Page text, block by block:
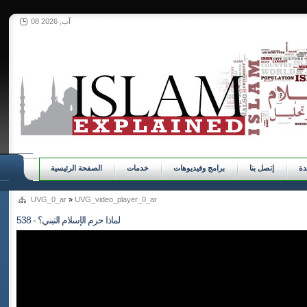
08 آب, 2026
الصفحة الرئيسية خدمات برامج وفيديوهات إتصل بنا
UVG_0_ar » UVG_video_player_0_ar
538 - لماذا حرم الإسلام التبني؟